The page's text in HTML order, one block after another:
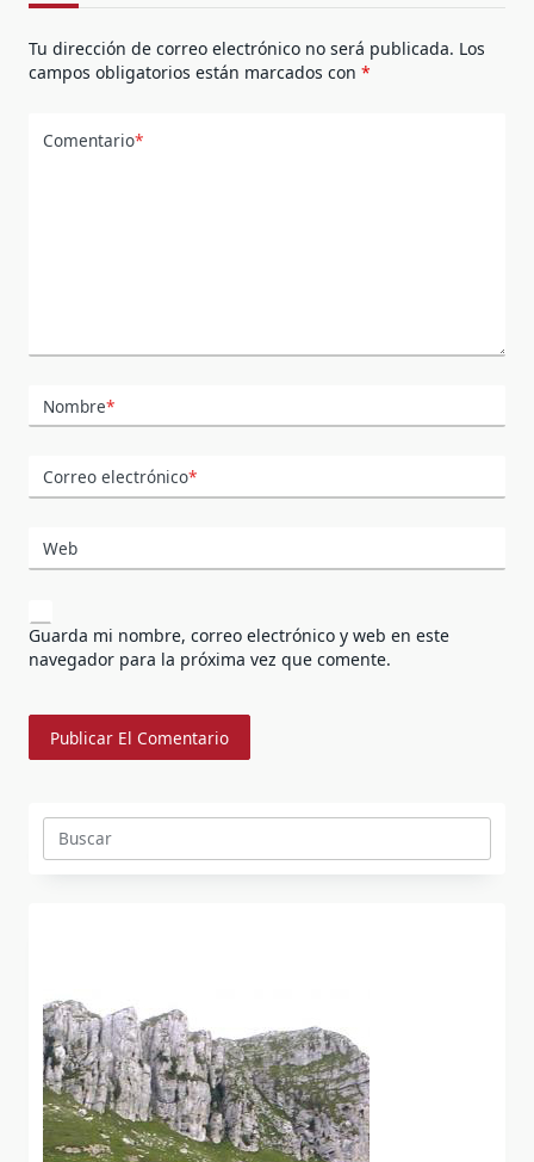
Tu dirección de correo electrónico no será publicada. Los
campos obligatorios están marcados con *
Comentario*
Nombre*
Correo electrónico*
Web
Guarda mi nombre, correo electrónico y web en este
navegador para la próxima vez que comente.
Buscar: